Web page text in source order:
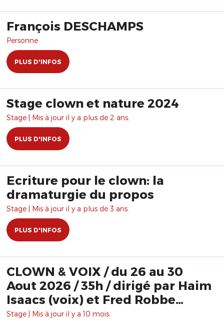
François DESCHAMPS
Personne
PLUS D'INFOS
Stage clown et nature 2024
Stage | Mis à jour il y a plus de 2 ans.
PLUS D'INFOS
Ecriture pour le clown: la
dramaturgie du propos
Stage | Mis à jour il y a plus de 3 ans.
PLUS D'INFOS
CLOWN & VOIX / du 26 au 30
Aout 2026 / 35h / dirigé par Haim
Isaacs (voix) et Fred Robbe
(clown)
Stage | Mis à jour il y a 10 mois.